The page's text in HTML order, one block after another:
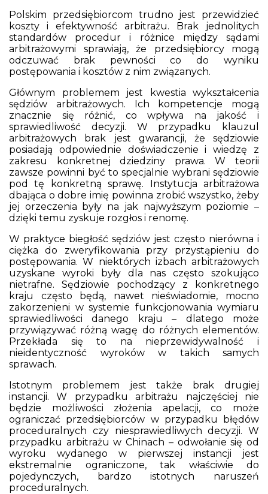
Polskim przedsiębiorcom trudno jest przewidzieć
koszty i efektywność arbitrażu. Brak jednolitych
standardów procedur i różnice między sądami
arbitrażowymi sprawiają, że przedsiębiorcy mogą
odczuwać brak pewności co do wyniku
postępowania i kosztów z nim związanych.
Głównym problemem jest kwestia wykształcenia
sędziów arbitrażowych. Ich kompetencje mogą
znacznie się różnić, co wpływa na jakość i
sprawiedliwość decyzji. W przypadku klauzul
arbitrażowych brak jest gwarancji, że sędziowie
posiadają odpowiednie doświadczenie i wiedzę z
zakresu konkretnej dziedziny prawa. W teorii
zawsze powinni być to specjalnie wybrani sędziowie
pod tę konkretną sprawę. Instytucja arbitrażowa
dbająca o dobre imię powinna zrobić wszystko, żeby
jej orzeczenia były na jak najwyższym poziomie –
dzięki temu zyskuje rozgłos i renomę.
W praktyce biegłość sędziów jest często nierówna i
ciężka do zweryfikowania przy przystąpieniu do
postępowania. W niektórych izbach arbitrażowych
uzyskane wyroki były dla nas często szokująco
nietrafne. Sędziowie pochodzący z konkretnego
kraju często będą, nawet nieświadomie, mocno
zakorzenieni w systemie funkcjonowania wymiaru
sprawiedliwości danego kraju – dlatego może
przywiązywać różną wagę do różnych elementów.
Przekłada się to na nieprzewidywalność i
nieidentyczność wyroków w takich samych
sprawach.
Istotnym problemem jest także brak drugiej
instancji. W przypadku arbitrażu najczęściej nie
będzie możliwości złożenia apelacji, co może
ograniczać przedsiębiorców w przypadku błędów
proceduralnych czy niesprawiedliwych decyzji. W
przypadku arbitrażu w Chinach – odwołanie się od
wyroku wydanego w pierwszej instancji jest
ekstremalnie ograniczone, tak właściwie do
pojedynczych, bardzo istotnych naruszeń
proceduralnych.